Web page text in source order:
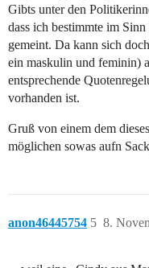
Gibts unter den
dass ich bestimmte im
gemeint. Da kann sich
ein maskulin und feminin)
entsprechende
vorhanden ist.
Gruß von einem dem
möglichen sowas aufn
anon46445754 8.
5